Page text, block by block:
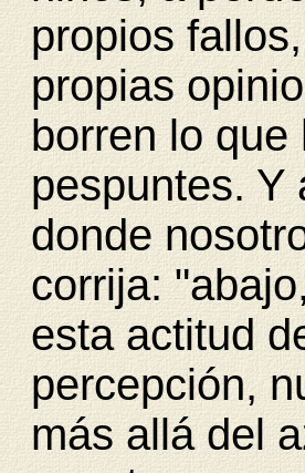
propios
propias
borren lo
pespuntes. Y
donde
corrija:
esta actitud
percepción,
más allá del